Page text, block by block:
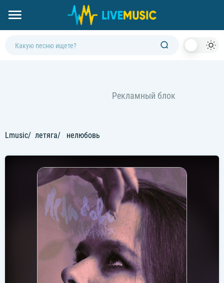
Lmusic летяга нелюбовь